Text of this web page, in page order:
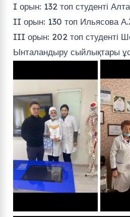
I орын: 132 топ студенті
II орын: 130 топ Ильясова
III орын: 202 топ студенті
Ынталандыру сыйлықтары